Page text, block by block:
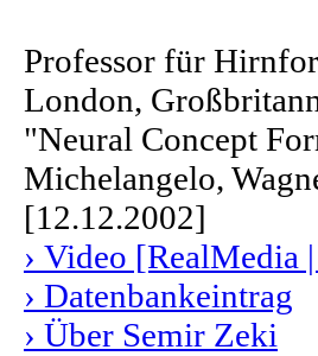
Professor für
London,
"Neural Concept
Michelangelo,
[12.12.2002]
› Video [RealMedia
› Datenbankeintrag
› Über Semir Zeki